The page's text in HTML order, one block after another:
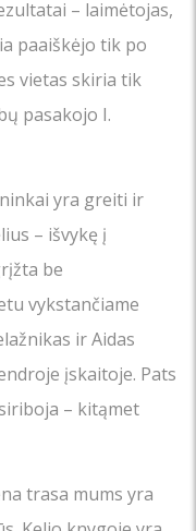
– laimėtojas,
paaiškėjo tik po
vietas skiria tik
pasakojo I.
yra greiti ir
– išvykę į
be
vykstančiame
ir Aidas
įskaitoje. Pats
– kitąmet
trasa mums yra